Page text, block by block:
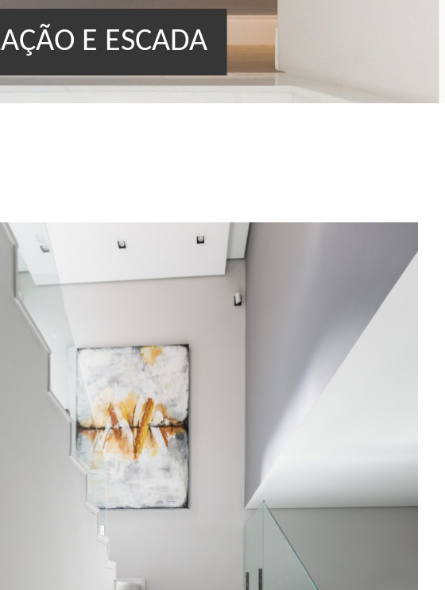
E ESCADA